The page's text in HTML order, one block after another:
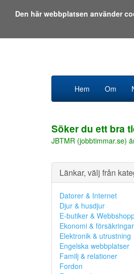
Hem Om
Söker du ett bra
JBTMR (jobbtimmar.se)
Länkar, välj från
Datorer & Internet
Djur & husdjur
E-butiker &
Ekonomi & försäkringar
Elektronik & utrustning
Engelska webbplatser
Familj & relationer
Fordon
Den här webbplatsen använder